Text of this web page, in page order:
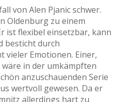
von Alen Pjanic schwer.
Oldenburg zu einem
ist flexibel einsetzbar, kann
besticht durch
vieler Emotionen. Einer,
in der umkämpften
anzuschauenden Serie
wertvoll gewesen. Da er
allerdings hart zu